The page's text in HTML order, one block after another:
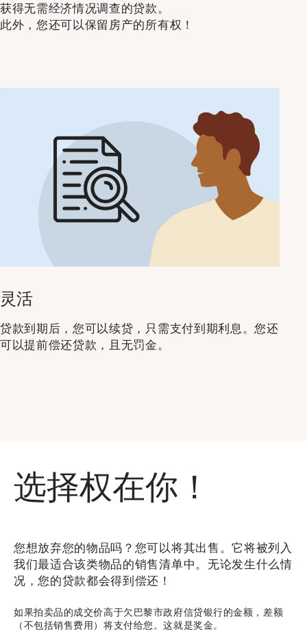
获得无需经济情况调查的贷款。
此外，您还可以保留房产的所有权！
灵活
贷款到期后，您可以续贷，只需支付到期利息。您还
可以提前偿还贷款，且无罚金。
选择权在你！
您想放弃您的物品吗？您可以将其出售。它将被列入
我们最适合该类物品的销售清单中。无论发生什么情
况，您的贷款都会得到偿还！
如果拍卖品的成交价高于欠巴黎市政府信贷银行的金额，差额
（不包括销售费用）将支付给您。这就是奖金。